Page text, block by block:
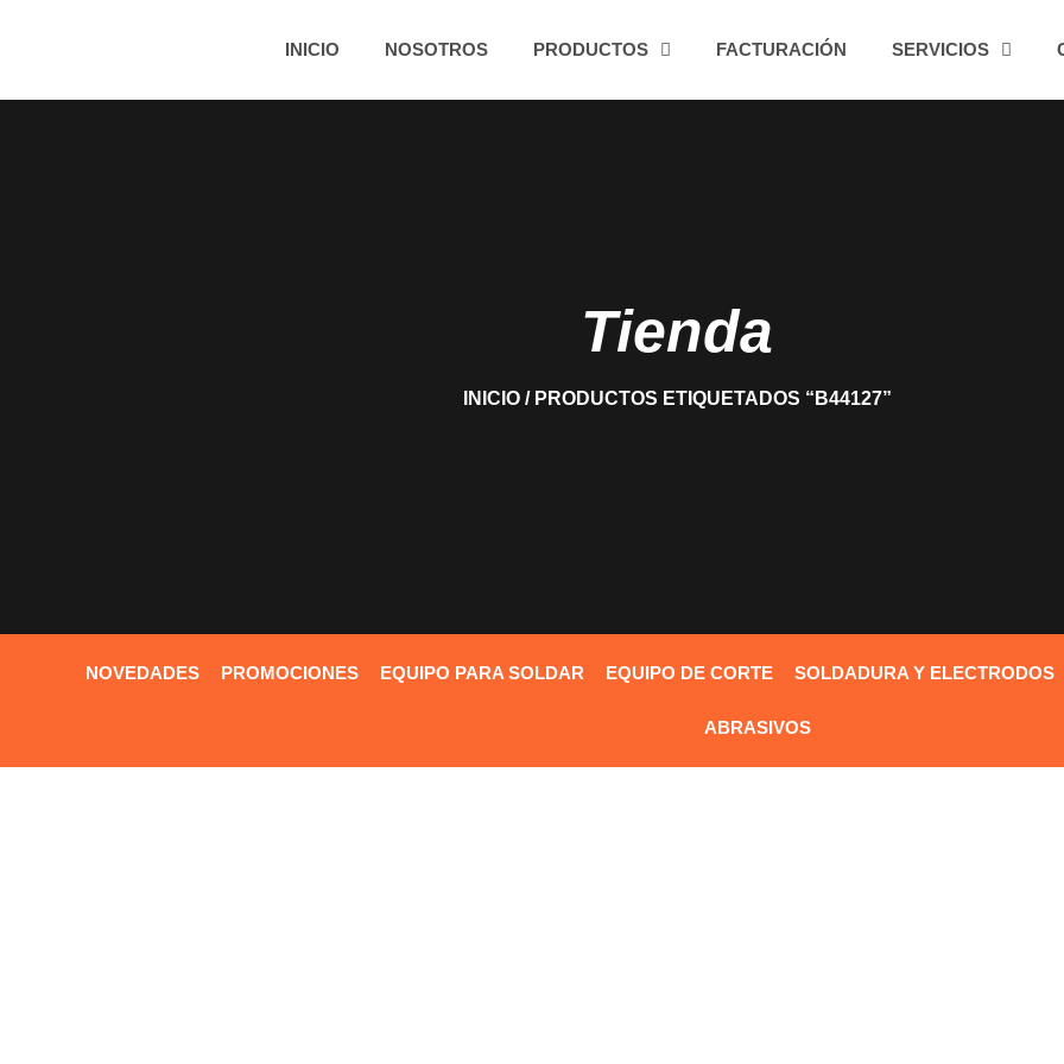
INICIO NOSOTROS PRODUCTOS FACTURACIÓN SERVICIOS
Tienda
INICIO/ PRODUCTOS ETIQUETADOS “B44127”
NOVEDADES PROMOCIONES EQUIPO PARA SOLDAR EQUIPO DE CORTE SOLDADURA Y ELECTRODOS
ABRASIVOS